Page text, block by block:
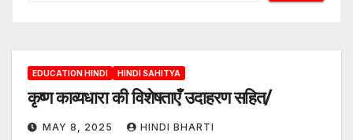
EDUCATION HINDI HINDI SAHITYA
कृष्ण काव्यधारा की विशेषताएँ उदाहरण सहित/
MAY 8, 2025 HINDI BHARTI